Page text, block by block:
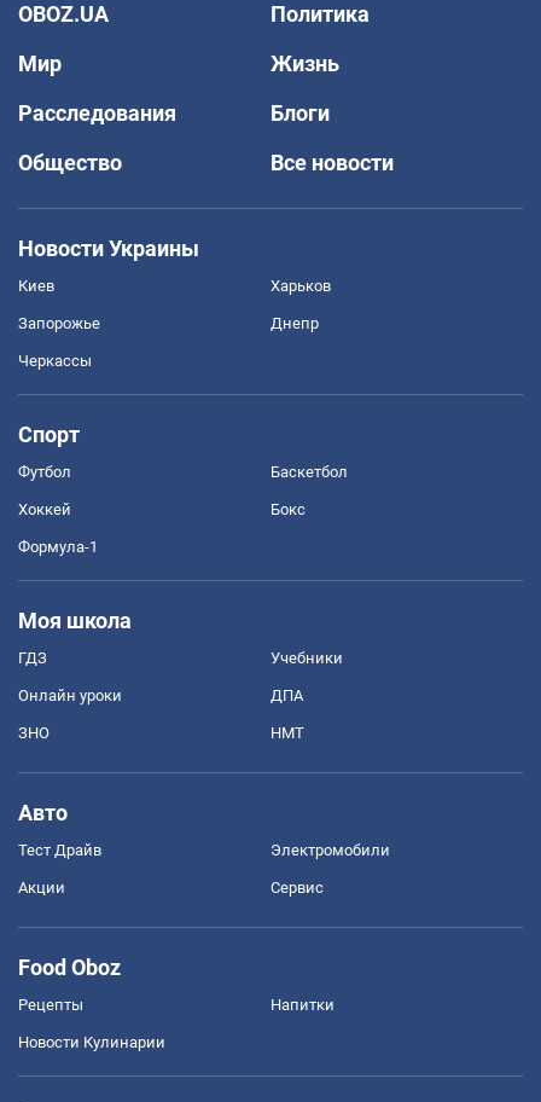
OBOZ.UA
Политика
Мир
Жизнь
Расследования
Блоги
Общество
Все новости
Новости Украины
Киев Харьков
Запорожье Днепр
Черкассы
Спорт
Футбол Баскетбол
Хоккей Бокс
Формула-1
Моя школа
ГДЗ Учебники
Онлайн уроки ДПА
ЗНО НМТ
Авто
Тест Драйв Электромобили
Акции Сервис
Food Oboz
Рецепты Напитки
Новости Кулинарии